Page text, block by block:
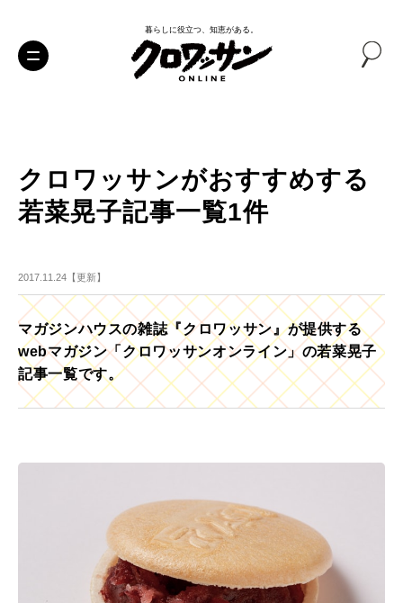
暮らしに役立つ、知恵がある。
クロワッサンがおすすめする
若菜晃子記事一覧1件
2017.11.24【更新】
マガジンハウスの雑誌『クロワッサン』が提供する
webマガジン「クロワッサンオンライン」の若菜晃子
記事一覧です。